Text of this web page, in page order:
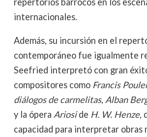
internacionales.
Además, su incursión en el
contemporáneo fue igualmente
Seefried interpretó con gran
compositores como Francis
diálogos de carmelitas, Alban
y la ópera Arioside H. W. Henze,
capacidad para interpretar obras